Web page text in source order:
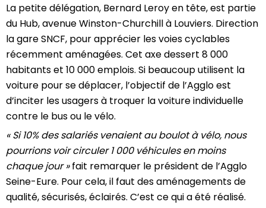
La petite délégation, Bernard Leroy en tête, est partie
du Hub, avenue Winston-Churchill à Louviers. Direction
la gare SNCF, pour apprécier les voies cyclables
récemment aménagées. Cet axe dessert 8 000
habitants et 10 000 emplois. Si beaucoup utilisent la
voiture pour se déplacer, l’objectif de l’Agglo est
d’inciter les usagers à troquer la voiture individuelle
contre le bus ou le vélo.
« Si 10% des salariés venaient au boulot à vélo, nous
pourrions voir circuler 1 000 véhicules en moins
chaque jour »fait remarquer le président de l’Agglo
Seine-Eure. Pour cela, il faut des aménagements de
qualité, sécurisés, éclairés. C’est ce qui a été réalisé.